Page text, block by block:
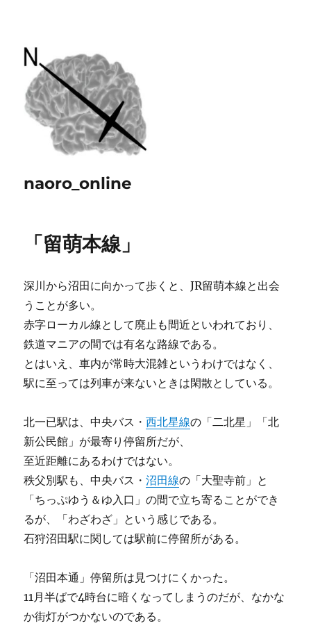
naoro_online
「留萌本線」
深川から沼田に向かって歩くと、JR留萌本線と出会
うことが多い。
赤字ローカル線として廃止も間近といわれており、
鉄道マニアの間では有名な路線である。
とはいえ、車内が常時大混雑というわけではなく、
駅に至っては列車が来ないときは閑散としている。
北一已駅は、中央バス・西北星線の「二北星」「北
新公民館」が最寄り停留所だが、
至近距離にあるわけではない。
秩父別駅も、中央バス・沼田線の「大聖寺前」と
「ちっぷゆう＆ゆ入口」の間で立ち寄ることができ
るが、「わざわざ」という感じである。
石狩沼田駅に関しては駅前に停留所がある。
「沼田本通」停留所は見つけにくかった。
11月半ばで4時台に暗くなってしまうのだが、なかな
か街灯がつかないのである。